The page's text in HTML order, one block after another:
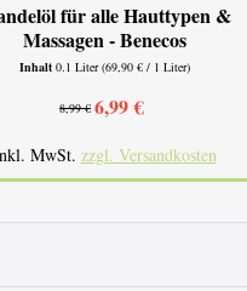
für alle Hauttypen &
Massagen - Benecos
Inhalt0.1 Liter(69,90 € / 1 Liter)
8,99 € 6,99 €
MwSt. zzgl. Versandkosten